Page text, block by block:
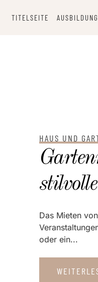
TITELSEITE
JULI 8, 2025HAUS UND
Das Mieten
oder ein...